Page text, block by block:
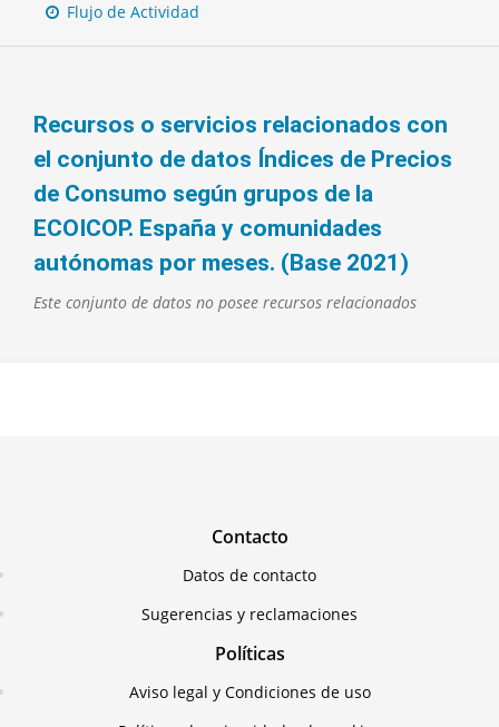
Flujo de Actividad
Recursos o servicios relacionados con
el conjunto de datos Índices de Precios
de Consumo según grupos de la
ECOICOP. España y comunidades
autónomas por meses. (Base 2021)
Este conjunto de datos no posee recursos relacionados
Contacto
Datos de contacto
Sugerencias y reclamaciones
Políticas
Aviso legal y Condiciones de uso